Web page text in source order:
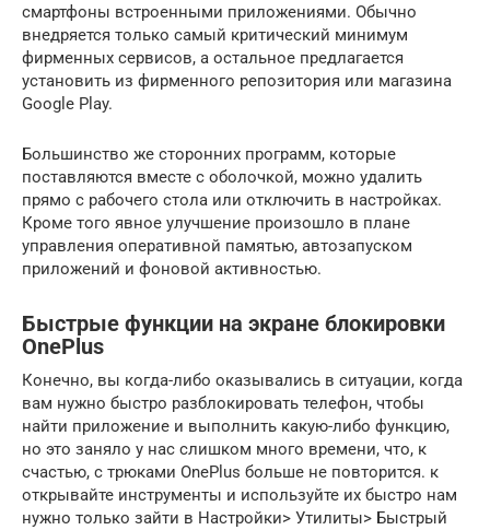
смартфоны встроенными приложениями. Обычно
внедряется только самый критический минимум
фирменных сервисов, а остальное предлагается
установить из фирменного репозитория или магазина
Google Play.
Большинство же сторонних программ, которые
поставляются вместе с оболочкой, можно удалить
прямо с рабочего стола или отключить в настройках.
Кроме того явное улучшение произошло в плане
управления оперативной памятью, автозапуском
приложений и фоновой активностью.
Быстрые функции на экране блокировки
OnePlus
Конечно, вы когда-либо оказывались в ситуации, когда
вам нужно быстро разблокировать телефон, чтобы
найти приложение и выполнить какую-либо функцию,
но это заняло у нас слишком много времени, что, к
счастью, с трюками OnePlus больше не повторится. к
открывайте инструменты и используйте их быстро нам
нужно только зайти в Настройки> Утилиты> Быстрый